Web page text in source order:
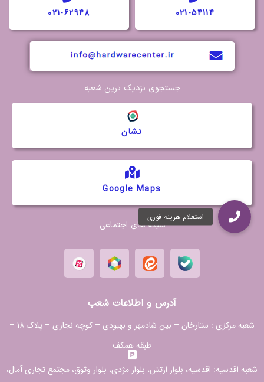
آدرس و اطلاعات شعب
شعبه مرکزی :
ستارخان – بین شادمهر و بهبودی – کوچه نجاری – پلاک ۱۸ –
طبقه همکف
شعبه اقدسیه: اقدسیه، بلوار ارتش، بلوار مژدی، بلوار وثوق، مجتمع تجاری آمال،
021-54114
021-62948
جستجوی نزدیک ترین شعبه
Google Maps
نشان
شبکه های اجتماعی